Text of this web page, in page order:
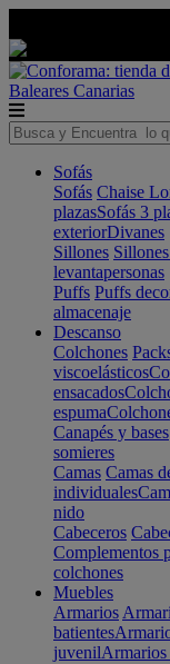
Baleares Canarias
Sofás
Sofás Chaise
plazasSofás 3
exteriorDivanes
Sillones
levantapersonas
Puffs Puffs
almacenaje
Descanso
Colchones
viscoelásticos
ensacados
espuma
Canapés y bases
somieres
Camas Camas
individuales
nido
Cabeceros
Complementos
colchones
Muebles
Armarios
batientes
juvenil